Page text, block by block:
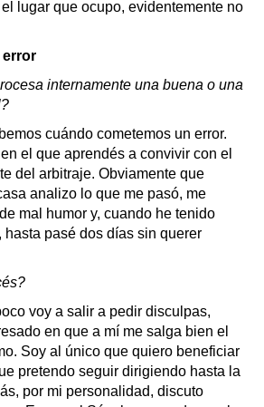
lugar que ocupo, evidentemente no
error
internamente una buena o una
cuándo cometemos un error.
el que aprendés a convivir con el
del arbitraje. Obviamente que
analizo lo que me pasó, me
mal humor y, cuando he tenido
hasta pasé dos días sin querer
voy a salir a pedir disculpas,
en que a mí me salga bien el
Soy al único que quiero beneficiar
pretendo seguir dirigiendo hasta la
por mi personalidad, discuto